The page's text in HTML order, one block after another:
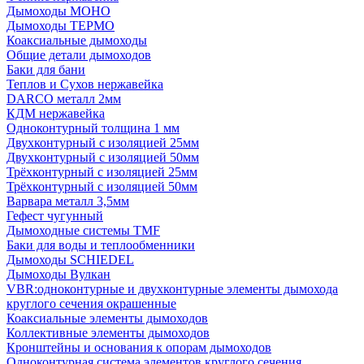
Дымоходы МОНО
Дымоходы ТЕРМО
Коаксиальные дымоходы
Общие детали дымоходов
Баки для бани
Теплов и Сухов нержавейка
DARCO металл 2мм
КДМ нержавейка
Одноконтурный толщина 1 мм
Двухконтурный с изоляцией 25мм
Двухконтурный с изоляцией 50мм
Трёхконтурный с изоляцией 25мм
Трёхконтурный с изоляцией 50мм
Варвара металл 3,5мм
Гефест чугунный
Дымоходные системы TMF
Баки для воды и теплообменники
Дымоходы SCHIEDEL
Дымоходы Вулкан
VBR:одноконтурные и двухконтурные элементы дымохода
круглого сечения окрашенные
Коаксиальные элементы дымоходов
Коллективные элементы дымоходов
Кронштейны и основания к опорам дымоходов